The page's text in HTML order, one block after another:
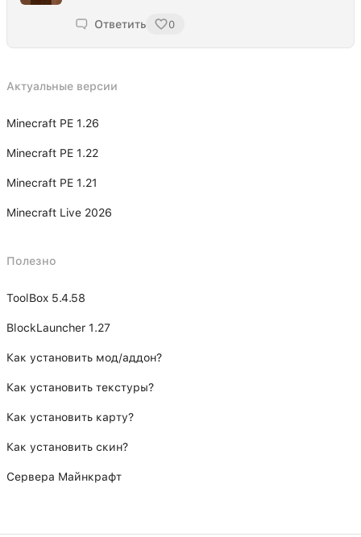
Ответить 0
Актуальные версии
Minecraft PE 1.26
Minecraft PE 1.22
Minecraft PE 1.21
Minecraft Live 2026
Полезно
ToolBox 5.4.58
BlockLauncher 1.27
Как установить мод/аддон?
Как установить текстуры?
Как установить карту?
Как установить скин?
Сервера Майнкрафт